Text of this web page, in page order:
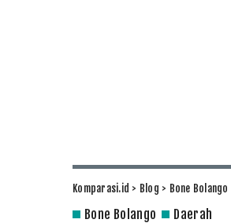
Komparasi.id > Blog > Bone Bolango
Bone Bolango Daerah